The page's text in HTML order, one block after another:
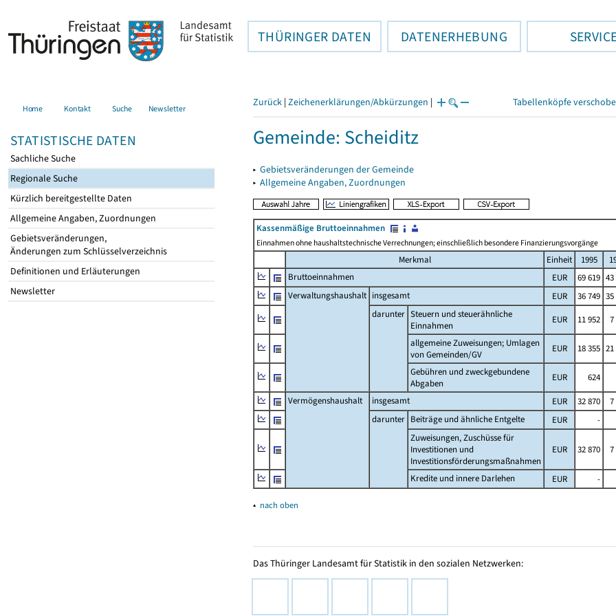
THÜRINGER DATEN DATENERHEBUNG
Home Kontakt Suche Newsletter
STATISTISCHE DATEN
Sachliche Suche
Regionale Suche
Kürzlich bereitgestellte Daten
Allgemeine Angaben, Zuordnungen
Gebietsveränderungen,
Änderungen zum Schlüsselverzeichnis
Definitionen und Erläuterungen
Newsletter
Zurück | Zeichenerklärungen/Abkürzungen | Tabellenköpfe
Gemeinde: Scheiditz
▸ Gebietsveränderungen der Gemeinde
▸ Allgemeine Angaben, Zuordnungen
Kassenmäßige Bruttoeinnahmen
Einnahmen ohne haushaltstechnische Verrechnungen; einschließlich besondere Finanzierungsvorgänge
Merkmal Einheit 1995
Bruttoeinnahmen
EUR 69 619 43
Verwaltungshaushalt insgesamt EUR 36 749 35
darunter Steuern und steuerähnliche
Einnahmen
EUR 11 952 7
allgemeine Zuweisungen; Umlagen
von Gemeinden/GV
EUR 18 355 21
Gebühren und zweckgebundene
Abgaben
EUR 624
Vermögenshaushalt
insgesamt EUR 32 870 7
darunter Beiträge und ähnliche Entgelte EUR -
Zuweisungen, Zuschüsse für
Investitionen und
Investitionsförderungsmaßnahmen
EUR 32 870 7
Kredite und innere Darlehen EUR -
▴ nach oben
Das Thüringer Landesamt für Statistik in den sozialen Netzwerken: